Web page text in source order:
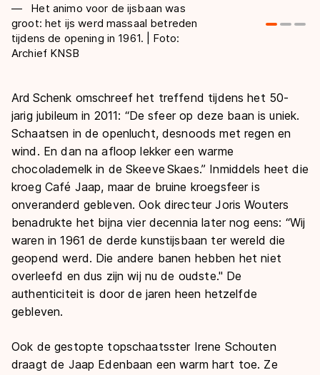
Het animo voor de ijsbaan was
groot: het ijs werd massaal betreden
tijdens de opening in 1961. | Foto:
Archief KNSB
Ard Schenk omschreef het treffend tijdens het 50-
jarig jubileum in 2011: “De sfeer op deze baan is uniek.
Schaatsen in de openlucht, desnoods met regen en
wind. En dan na afloop lekker een warme
chocolademelk in de Skeeve Skaes.” Inmiddels heet die
kroeg Café Jaap, maar de bruine kroegsfeer is
onveranderd gebleven. Ook directeur Joris Wouters
benadrukte het bijna vier decennia later nog eens: “Wij
waren in 1961 de derde kunstijsbaan ter wereld die
geopend werd. Die andere banen hebben het niet
overleefd en dus zijn wij nu de oudste." De
authenticiteit is door de jaren heen hetzelfde
gebleven.
Ook de gestopte topschaatsster Irene Schouten
draagt de Jaap Edenbaan een warm hart toe. Ze